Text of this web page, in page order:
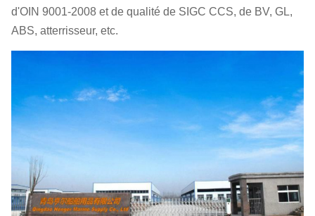
d'OIN 9001-2008 et de qualité de SIGC CCS, de BV, GL,
ABS, atterrisseur, etc.